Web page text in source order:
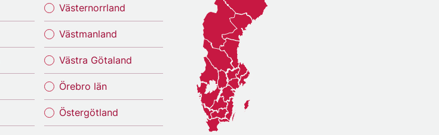
Västernorrland
Västmanland
Västra Götaland
Örebro län
Östergötland